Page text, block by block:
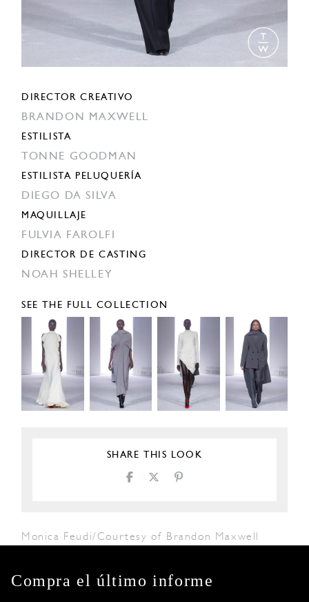
DIRECTOR CREATIVO
BRANDON MAXWELL
ESTILISTA
TONNE GOODMAN
ESTILISTA PELUQUERÍA
DIEGO DA SILVA
MAQUILLAJE
FULVIA FAROLFI
DIRECTOR DE CASTING
NOAH SHELLEY
SEE THE FULL COLLECTION
SHARE THIS LOOK
Monica Feudi/Courtesy of Brandon Maxwell
Compra el último informe